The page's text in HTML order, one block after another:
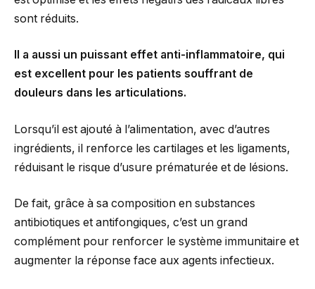
sont réduits.
Il a aussi un puissant effet anti-inflammatoire, qui
est excellent pour les patients souffrant de
douleurs dans les articulations.
Lorsqu’il est ajouté à l’alimentation, avec d’autres
ingrédients, il renforce les cartilages et les ligaments,
réduisant le risque d’usure prématurée et de lésions.
De fait, grâce à sa composition en substances
antibiotiques et antifongiques, c’est un grand
complément pour renforcer le système immunitaire et
augmenter la réponse face aux agents infectieux.